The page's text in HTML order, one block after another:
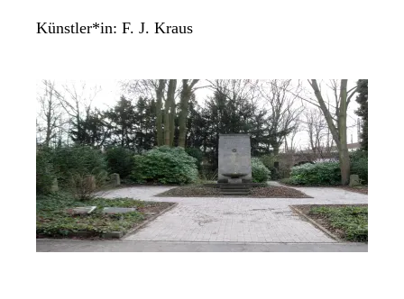
Künstler*in: F. J. Kraus